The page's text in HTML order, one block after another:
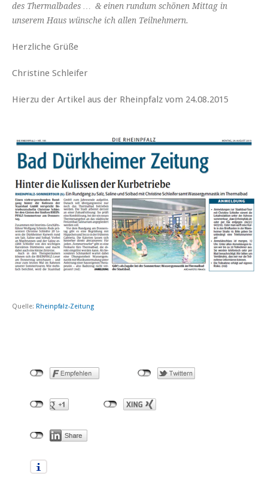
des Thermalbades … & einen rundum schönen Mittag in
unserem Haus wünsche ich allen Teilnehmern.
Herzliche Grüße
Christine Schleifer
Hierzu der Artikel aus der Rheinpfalz vom 24.08.2015
Quelle: Rheinpfalz-Zeitung